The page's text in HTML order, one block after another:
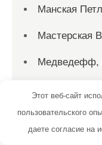
Манская
Мастерская
Медведефф,
Медведефф,
Этот веб-сайт
пользовательского
даете согласие на